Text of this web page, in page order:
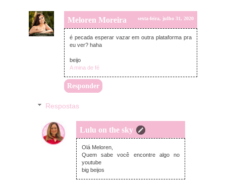
Meloren Moreira sexta-feira, julho 31, 2020
é pecada esperar vazar em outra plataforma pra
eu ver? haha
beijo
A mina de fé
Responder
Respostas
Lulu on the sky
domingo, agosto 02, 2020
Olá Meloren,
Quem sabe você encontre algo no
youtube
big beijos